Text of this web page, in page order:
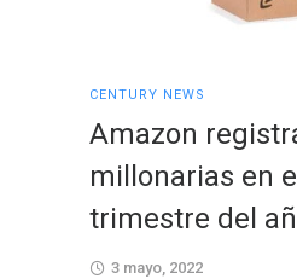
CENTURY NEWS
Amazon
millonarias en
trimestre del
3 mayo, 2022